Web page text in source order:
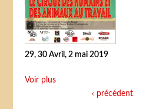
29, 30 Avril, 2 mai 2019
Voir plus
‹ précédent